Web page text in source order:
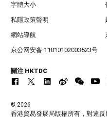
字體大小
私隱政策聲明
網站導航
京公网安备 11010102003523号
關注 HKTDC
© 2026
香港貿易發展局版權所有，對違反